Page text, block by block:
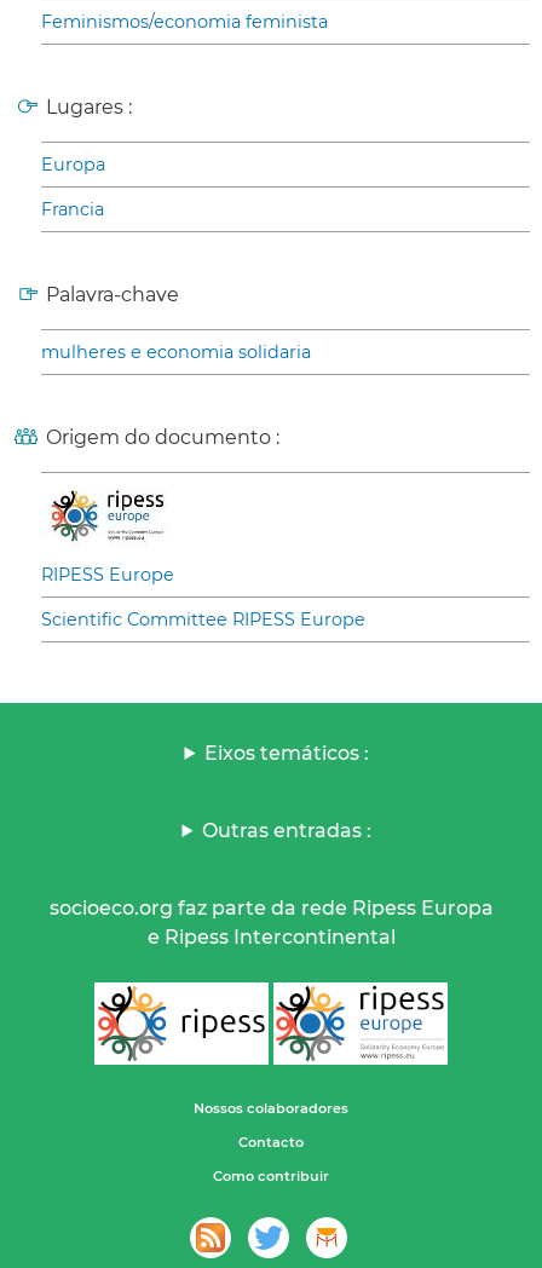
Feminismos/economia feminista
Lugares :
Europa
Francia
Palavra-chave
mulheres e economia solidaria
Origem do documento :
RIPESS Europe
Scientific Committee RIPESS Europe
Eixos temáticos :
Outras entradas :
socioeco.org faz parte da rede Ripess Europa
e Ripess Intercontinental
Nossos colaboradores
Contacto
Como contribuir